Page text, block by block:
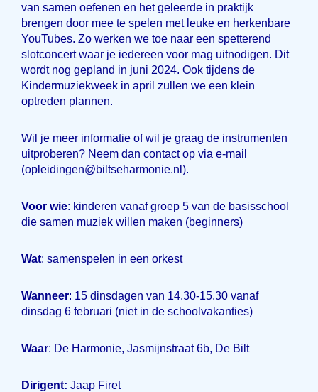
van samen oefenen en het geleerde in praktijk
brengen door mee te spelen met leuke en herkenbare
YouTubes. Zo werken we toe naar een spetterend
slotconcert waar je iedereen voor mag uitnodigen. Dit
wordt nog gepland in juni 2024. Ook tijdens de
Kindermuziekweek in april zullen we een klein
optreden plannen.
Wil je meer informatie of wil je graag de instrumenten
uitproberen? Neem dan contact op via e-mail
(opleidingen@biltseharmonie.nl).
Voor wie: kinderen vanaf groep 5 van de basisschool
die samen muziek willen maken (beginners)
Wat: samenspelen in een orkest
Wanneer: 15 dinsdagen van 14.30-15.30 vanaf
dinsdag 6 februari (niet in de schoolvakanties)
Waar: De Harmonie, Jasmijnstraat 6b, De Bilt
Dirigent: Jaap Firet